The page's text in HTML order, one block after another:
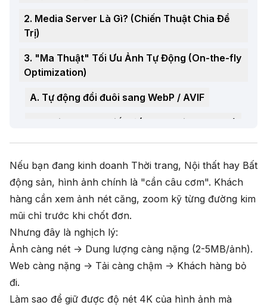
2. Media Server Là Gì? (Chiến Thuật Chia Để
Trị)
3. "Ma Thuật" Tối Ưu Ảnh Tự Động (On-the-fly
Optimization)
A. Tự động đổi đuôi sang WebP / AVIF
B. Resize Theo Thiết Bị (Responsive Images)
C. Caching Thông Minh
4. Case Study Thực Tế
5. Kết Luận: Đầu Tư Cho Trải Nghiệm Nhìn
Nếu bạn đang kinh doanh Thời trang, Nội thất hay Bất
động sản, hình ảnh chính là "cần câu cơm". Khách
hàng cần xem ảnh nét căng, zoom kỹ từng đường kim
mũi chỉ trước khi chốt đơn.
Nhưng đây là nghịch lý:
Ảnh càng nét -> Dung lượng càng nặng (2-5MB/ảnh).
Web càng nặng -> Tải càng chậm -> Khách hàng bỏ
đi.
Làm sao để giữ được độ nét 4K của hình ảnh mà